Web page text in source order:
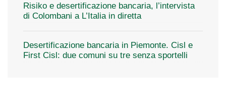
Risiko e desertificazione bancaria, l’intervista
di Colombani a L’Italia in diretta
Desertificazione bancaria in Piemonte. Cisl e
First Cisl: due comuni su tre senza sportelli